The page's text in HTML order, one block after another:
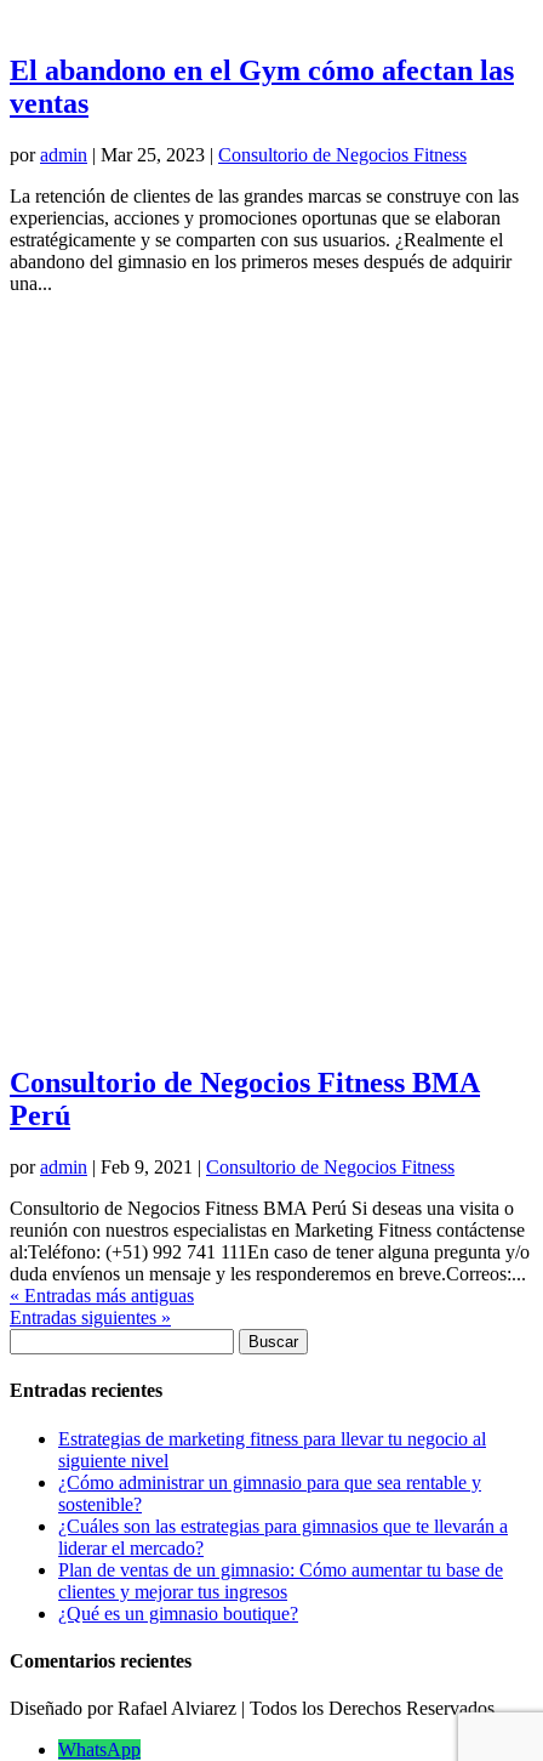
El abandono en el Gym cómo afectan las
ventas
poradmin | Mar 25, 2023 | Consultorio de Negocios Fitness
La retención de clientes de las grandes marcas se construye con las
experiencias, acciones y promociones oportunas que se elaboran
estratégicamente y se comparten con sus usuarios. ¿Realmente el
abandono del gimnasio en los primeros meses después de adquirir
una...
Consultorio de Negocios Fitness BMA
Perú
poradmin | Feb 9, 2021 | Consultorio de Negocios Fitness
Consultorio de Negocios Fitness BMA Perú Si deseas una visita o
reunión con nuestros especialistas en Marketing Fitness contáctense
al:Teléfono: (+51) 992 741 111En caso de tener alguna pregunta y/o
duda envíenos un mensaje y les responderemos en breve.Correos:...
« Entradas más antiguas
Entradas siguientes »
Entradas recientes
Estrategias de marketing fitness para llevar tu negocio al
siguiente nivel
¿Cómo administrar un gimnasio para que sea rentable y
sostenible?
¿Cuáles son las estrategias para gimnasios que te llevarán a
liderar el mercado?
Plan de ventas de un gimnasio: Cómo aumentar tu base de
clientes y mejorar tus ingresos
¿Qué es un gimnasio boutique?
Comentarios recientes
Diseñado por Rafael Alviarez | Todos los Derechos Reservados
WhatsApp